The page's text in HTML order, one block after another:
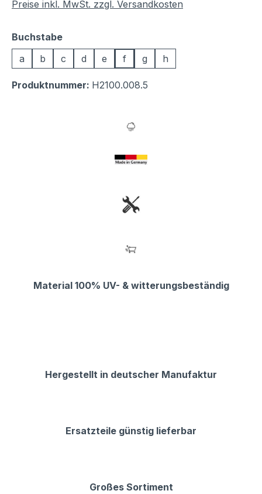
Preise inkl. MwSt. zzgl. Versandkosten
Buchstabeauswählen
a
b c d e f g h
Produktnummer: H2100.008.5
Material 100% UV- & witterungsbeständig
Hergestellt in deutscher Manufaktur
Ersatzteile günstig lieferbar
Großes Sortiment